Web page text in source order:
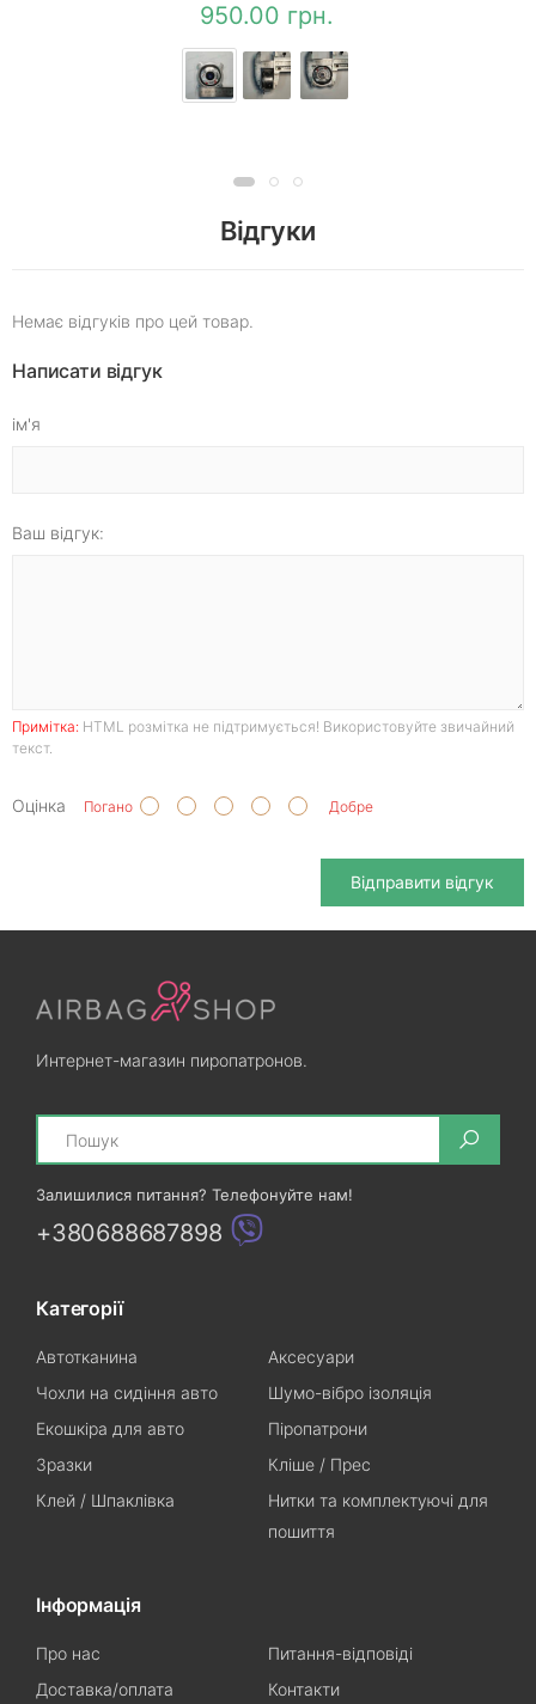
950.00 грн.
Відгуки
Немає відгуків про цей товар.
Написати відгук
ім'я
Ваш відгук:
Примітка: HTML розмітка не підтримується! Використовуйте звичайний
текст.
Оцінка Погано Добре
Відправити відгук
Интернет-магазин пиропатронов.
Search
Залишилися питання? Телефонуйте нам!
+380688687898
Категорії
Автотканина
Аксесуари
Чохли на сидіння авто
Шумо-вібро ізоляція
Екошкіра для авто
Піропатрони
Зразки
Кліше / Прес
Клей / Шпаклівка
Нитки та комплектуючі для
пошиття
Інформація
Про нас
Питання-відповіді
Доставка/оплата
Контакти